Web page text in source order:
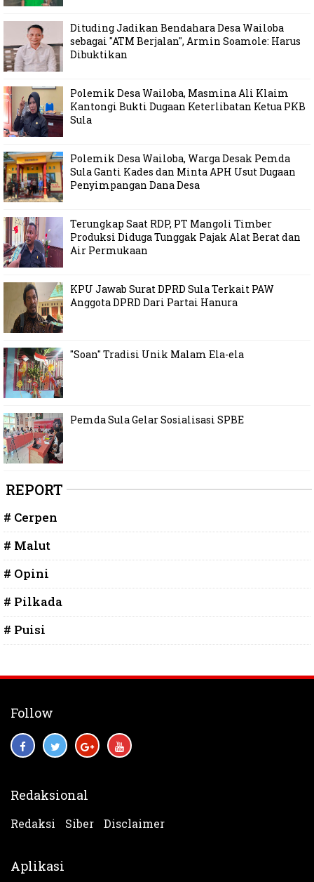
Dituding Jadikan Bendahara Desa Wailoba
sebagai "ATM Berjalan", Armin Soamole: Harus
Dibuktikan
Polemik Desa Wailoba, Masmina Ali Klaim
Kantongi Bukti Dugaan Keterlibatan Ketua PKB
Sula
Polemik Desa Wailoba, Warga Desak Pemda
Sula Ganti Kades dan Minta APH Usut Dugaan
Penyimpangan Dana Desa
Terungkap Saat RDP, PT Mangoli Timber
Produksi Diduga Tunggak Pajak Alat Berat dan
Air Permukaan
KPU Jawab Surat DPRD Sula Terkait PAW
Anggota DPRD Dari Partai Hanura
"Soan" Tradisi Unik Malam Ela-ela
Pemda Sula Gelar Sosialisasi SPBE
REPORT
# Cerpen
# Malut
# Opini
# Pilkada
# Puisi
Follow
Redaksional
Redaksi Siber Disclaimer
Aplikasi